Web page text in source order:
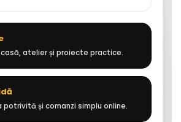
casă, atelier și proiecte practice.
și comanzi simplu online.